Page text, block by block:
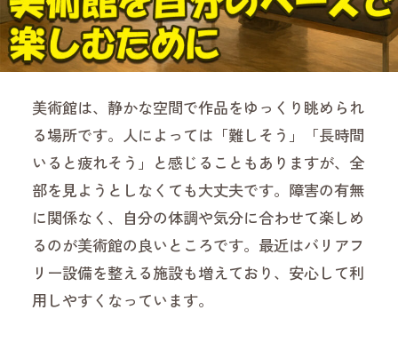
美術館は、静かな空間で作品をゆっくり眺められ
る場所です。人によっては「難しそう」「長時間
いると疲れそう」と感じることもありますが、全
部を見ようとしなくても大丈夫です。障害の有無
に関係なく、自分の体調や気分に合わせて楽しめ
るのが美術館の良いところです。最近はバリアフ
リー設備を整える施設も増えており、安心して利
用しやすくなっています。